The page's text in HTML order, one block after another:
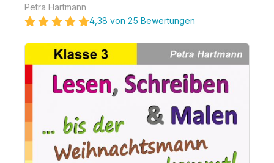
Petra Hartmann
4,38 von 25 Bewertungen
Bildergalerie überspringen